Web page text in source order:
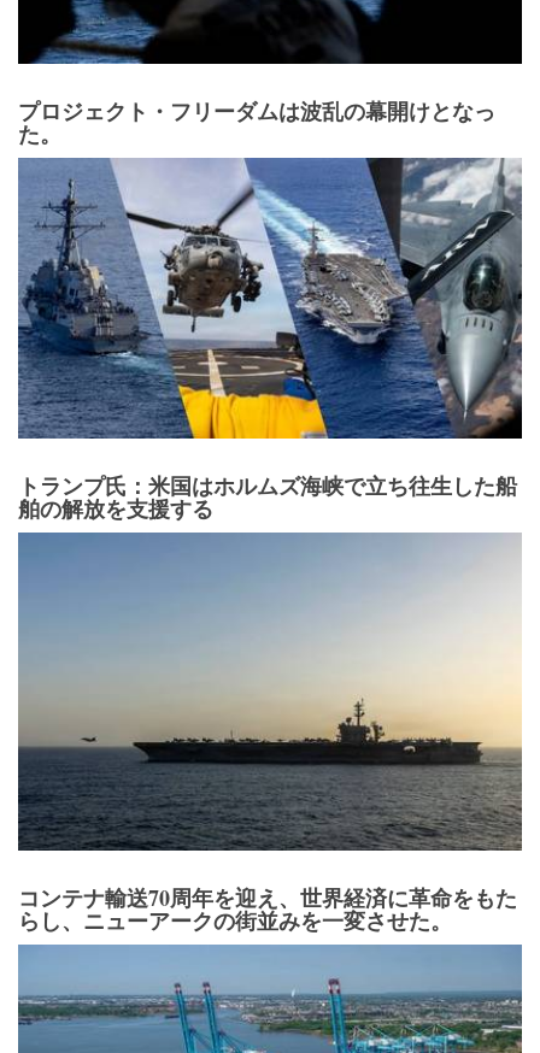
プロジェクト・フリーダムは波乱の幕開けとなっ
た。
トランプ氏：米国はホルムズ海峡で立ち往生した船
舶の解放を支援する
コンテナ輸送70周年を迎え、世界経済に革命をもた
らし、ニューアークの街並みを一変させた。